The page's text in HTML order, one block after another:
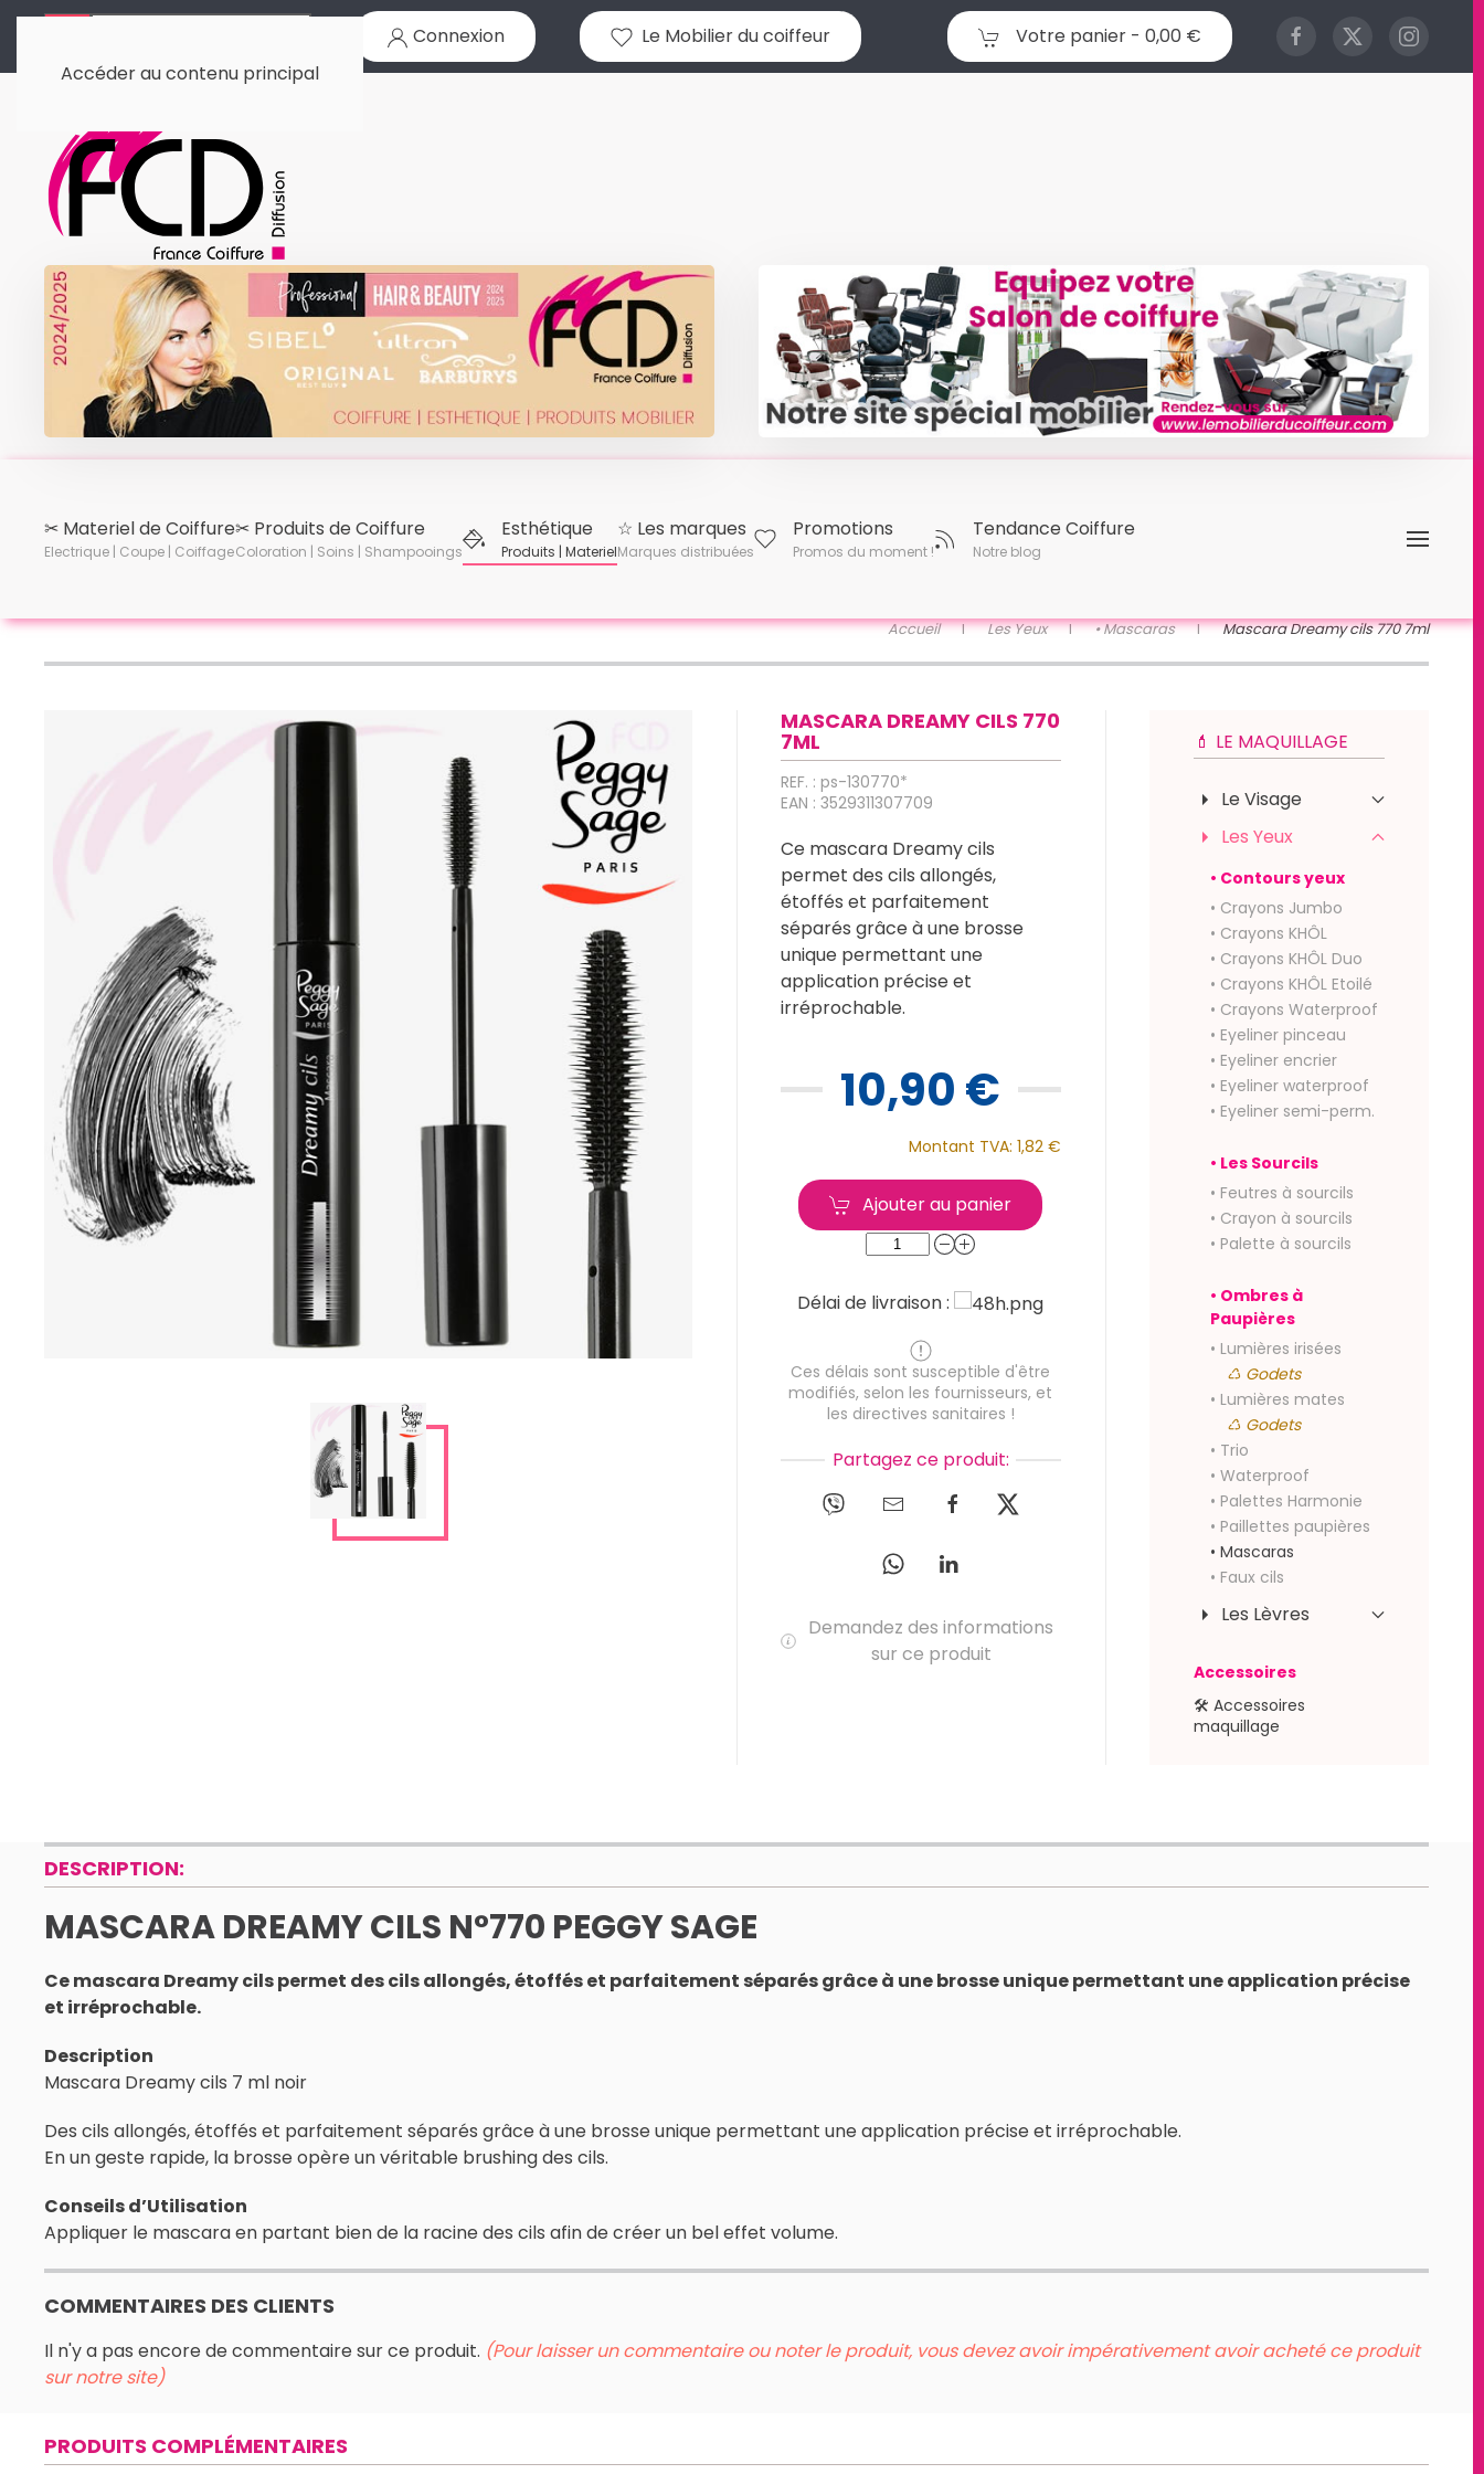
Accéder au contenu principal
Connexion Le Mobilier du coiffeur Votre panier - 0,00 €
✂︎ Materiel de Coiffure
Electrique | Coupe | Coiffage
✂︎ Produits de Coiffure
Coloration | Soins | Shampooings
Esthétique
Produits | Materiel
☆ Les marques
Marques distribuées
Promotions
Promos du moment !
Tendance Coiffure
Notre blog
Accueil Les Yeux • Mascaras Mascara Dreamy cils 770 7ml
MASCARA DREAMY CILS 770
7ML
REF. : ps-130770*
EAN : 3529311307709
Ce mascara Dreamy cils
permet des cils allongés,
étoffés et parfaitement
séparés grâce à une brosse
unique permettant une
application précise et
irréprochable.
10,90 €
Montant TVA: 1,82 €
Ajouter au panier
Délai de livraison :
Ces délais sont susceptible d'être
modifiés, selon les fournisseurs, et
les directives sanitaires !
Partagez ce produit:
Demandez des informations
sur ce produit
💄 LE MAQUILLAGE
Le Visage
Les Yeux
• Contours yeux
• Crayons Jumbo
• Crayons KHÔL
• Crayons KHÔL Duo
• Crayons KHÔL Etoilé
• Crayons Waterproof
• Eyeliner pinceau
• Eyeliner encrier
• Eyeliner waterproof
• Eyeliner semi-perm.
• Les Sourcils
• Feutres à sourcils
• Crayon à sourcils
• Palette à sourcils
• Ombres à
Paupières
• Lumières irisées
♺ Godets
• Lumières mates
♺ Godets
• Trio
• Waterproof
• Palettes Harmonie
• Paillettes paupières
• Mascaras
• Faux cils
Les Lèvres
Accessoires
🛠 Accessoires
maquillage
DESCRIPTION:
MASCARA DREAMY CILS N°770 PEGGY SAGE
Ce mascara Dreamy cils permet des cils allongés, étoffés et parfaitement séparés grâce à une brosse unique permettant une application précise
et irréprochable.
Description
Mascara Dreamy cils 7 ml noir
Des cils allongés, étoffés et parfaitement séparés grâce à une brosse unique permettant une application précise et irréprochable.
En un geste rapide, la brosse opère un véritable brushing des cils.
Conseils d’Utilisation
Appliquer le mascara en partant bien de la racine des cils afin de créer un bel effet volume.
COMMENTAIRES DES CLIENTS
Il n'y a pas encore de commentaire sur ce produit. (Pour laisser un commentaire ou noter le produit, vous devez avoir impérativement avoir acheté ce produit
sur notre site)
PRODUITS COMPLÉMENTAIRES